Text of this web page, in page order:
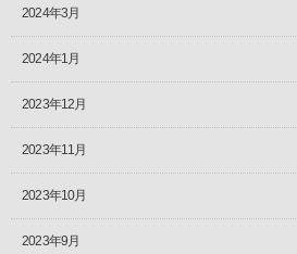
2024年3月
2024年1月
2023年12月
2023年11月
2023年10月
2023年9月